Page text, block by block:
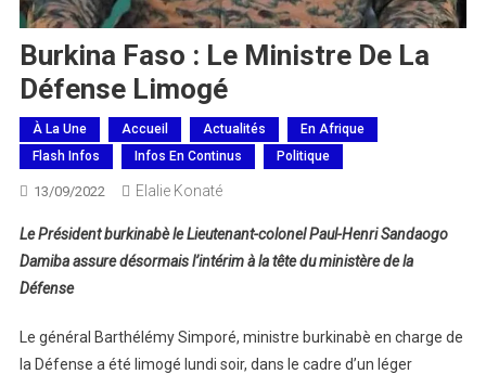
Burkina Faso : Le Ministre De La
Défense Limogé
À La Une Accueil Actualités
En Afrique
Flash Infos
Infos En Continus Politique
13/09/2022 Elalie Konaté
Le Président burkinabè le Lieutenant-colonel Paul-Henri Sandaogo
Damiba assure désormais l’intérim à la tête du ministère de la
Défense
Le général Barthélémy Simporé, ministre burkinabè en charge de
la Défense a été limogé lundi soir, dans le cadre d’un léger